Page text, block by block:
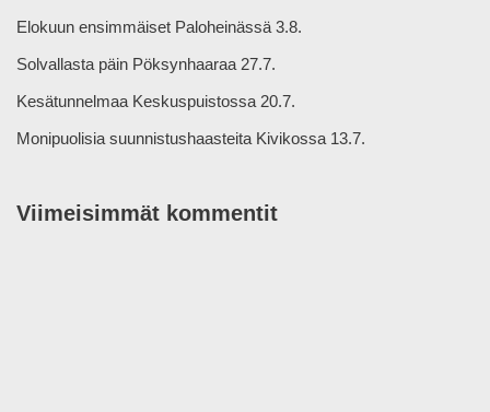
Elokuun ensimmäiset Paloheinässä 3.8.
Solvallasta päin Pöksynhaaraa 27.7.
Kesätunnelmaa Keskuspuistossa 20.7.
Monipuolisia suunnistushaasteita Kivikossa 13.7.
Viimeisimmät kommentit